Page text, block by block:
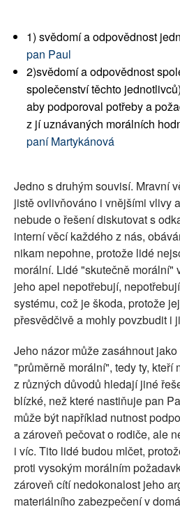
1) svědomí a odpovědnost
pan Paul
2)svědomí a odpovědnost
společenství těchto
aby podporoval potřeby a
z jí uznávaných morálních
paní Martykánová
Jedno s druhým souvisí. Mravní
jistě ovlivňováno i vnějšími vlivy
nebude o řešení diskutovat s
interní věcí každého z nás,
nikam nepohne, protože lidé
morální. Lidé "skutečně morální"
jeho apel nepotřebují,
systému, což je škoda, protože
přesvědčivě a mohly povzbudit i
Jeho názor může zasáhnout
"průměrně morální", tedy ty, kteří
z různých důvodů hledají jiné
blízké, než které nastiňuje pan
může být například nutnost
a zároveň pečovat o rodiče, ale
i víc. Tito lidé budou mlčet,
proti vysokým morálním
zároveň cítí nedokonalost jeho
materiálního zabezpečení v